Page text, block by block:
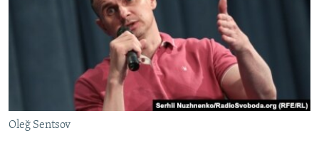
Українською
QOŞULIÑIZ!
Oleğ Sentsov